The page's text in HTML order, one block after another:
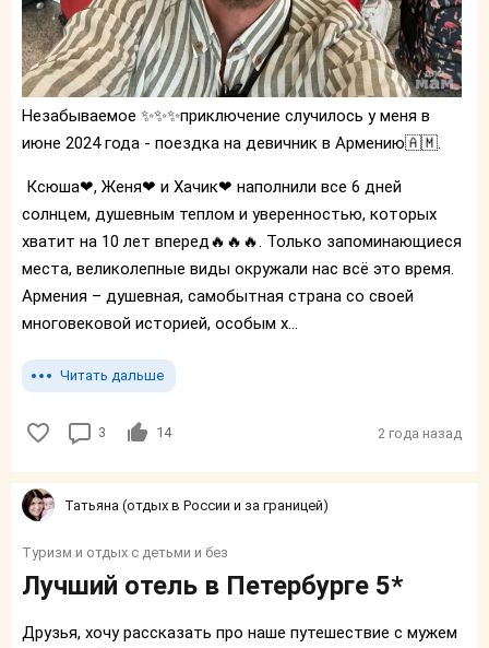
Незабываемое ✨✨✨приключение случилось у меня в
июне 2024 года - поездка на девичник в Армению🇦🇲.
Ксюша❤, Женя❤ и Хачик❤ наполнили все 6 дней
солнцем, душевным теплом и уверенностью, которых
хватит на 10 лет вперед🔥🔥🔥. Только запоминающиеся
места, великолепные виды окружали нас всё это время.
Армения – душевная, самобытная страна со своей
многовековой историей, особым х...
Читать дальше
3 14 2 года назад
Татьяна (отдых в России и за границей)
Туризм и отдых с детьми и без
Лучший отель в Петербурге 5*
Друзья, хочу рассказать про наше путешествие с мужем